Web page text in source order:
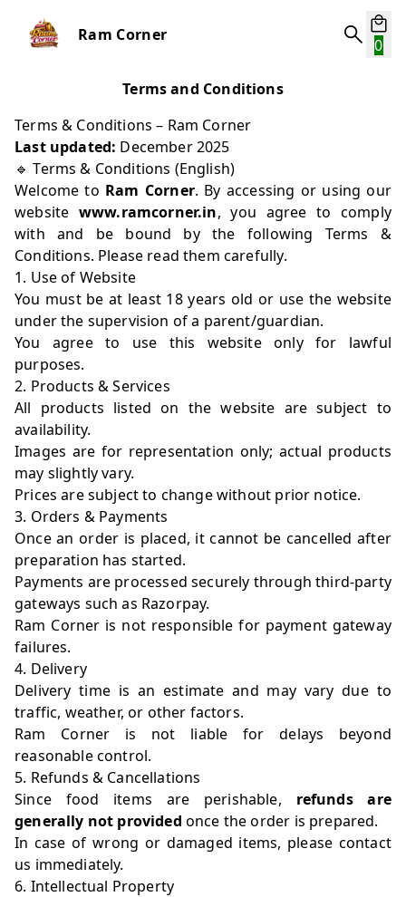
Ram Corner
0
Terms and Conditions
Terms & Conditions – Ram Corner
Last updated: December 2025
🔹 Terms & Conditions (English)
Welcome to Ram Corner. By accessing or using our
website www.ramcorner.in, you agree to comply
with and be bound by the following Terms &
Conditions. Please read them carefully.
1. Use of Website
You must be at least 18 years old or use the website
under the supervision of a parent/guardian.
You agree to use this website only for lawful
purposes.
2. Products & Services
All products listed on the website are subject to
availability.
Images are for representation only; actual products
may slightly vary.
Prices are subject to change without prior notice.
3. Orders & Payments
Once an order is placed, it cannot be cancelled after
preparation has started.
Payments are processed securely through third-party
gateways such as Razorpay.
Ram Corner is not responsible for payment gateway
failures.
4. Delivery
Delivery time is an estimate and may vary due to
traffic, weather, or other factors.
Ram Corner is not liable for delays beyond
reasonable control.
5. Refunds & Cancellations
Since food items are perishable, refunds are
generally not provided once the order is prepared.
In case of wrong or damaged items, please contact
us immediately.
6. Intellectual Property